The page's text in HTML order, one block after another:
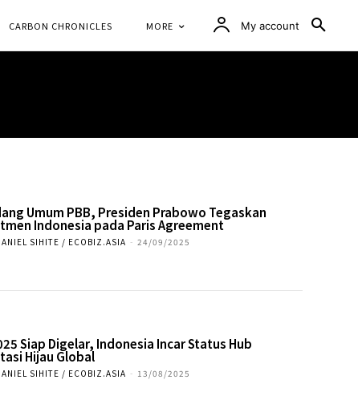
CARBON CHRONICLES MORE My account
Umum PBB, Presiden Prabowo Tegaskan
Indonesia pada Paris Agreement
SIHITE / ECOBIZ.ASIA - 24/09/2025
Siap Digelar, Indonesia Incar Status Hub
Hijau Global
SIHITE / ECOBIZ.ASIA - 13/08/2025